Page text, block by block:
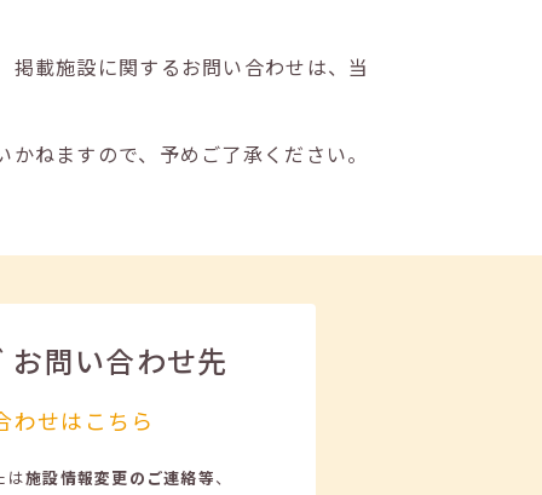
載施設に関するお問い合わせは、当
ねますので、予めご了承ください。
お問い合わせ先
わせはこちら
は施設情報変更のご連絡等、